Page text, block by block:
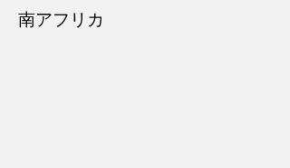
南アフリカ